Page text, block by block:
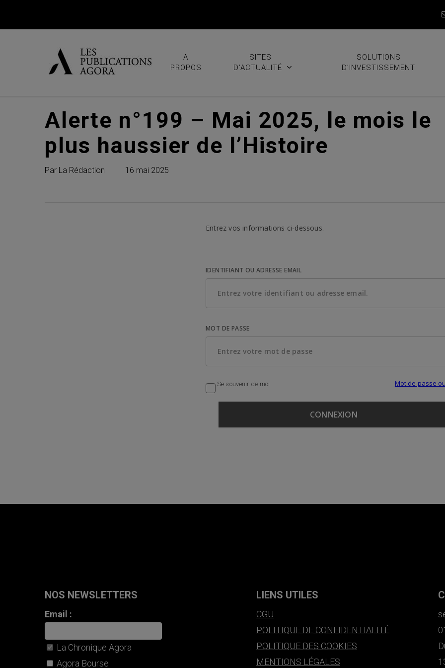
A
PROPOS
SITES
D’ACTUALITÉ
SOLUTIONS
D’INVESTISSEMENT
Alerte n°199 – Mai 2025, le mois le
plus haussier de l’Histoire
Par La Rédaction 16 mai 2025
Entrez vos informations ci-dessous.
IDENTIFIANT OU ADRESSE EMAIL
MOT DE PASSE
Se souvenir de moi Mot de passe
NOS NEWSLETTERS
Email :
La Chronique Agora
Agora Bourse
LIENS UTILES
CGU
POLITIQUE DE CONFIDENTIALITÉ
POLITIQUE DES COOKIES
MENTIONS LÉGALES